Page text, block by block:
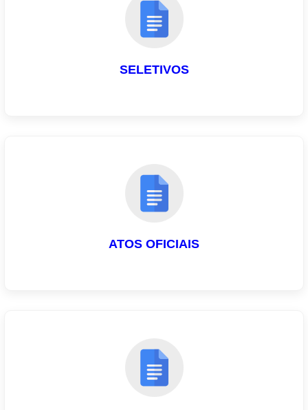
SELETIVOS
ATOS OFICIAIS